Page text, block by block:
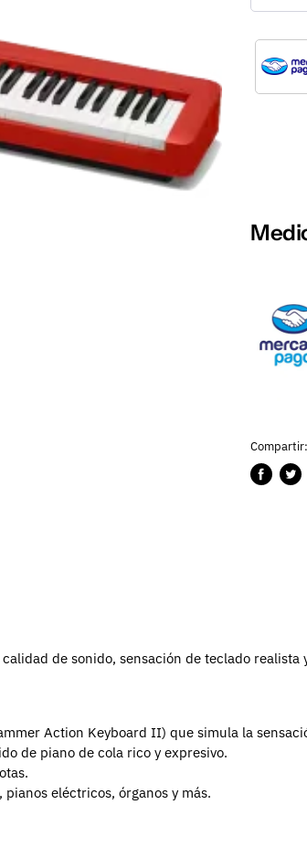
Compartir:
Compartir
de sonido, sensación de teclado
Action Keyboard II) que simula la
de piano de cola rico y expresivo.
eléctricos, órganos y más.